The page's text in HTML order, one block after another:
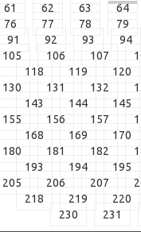
61
62 63 64
76
77 78 79
91
92 93 94
105
106 107
118
119 120
130
131 132
143
144 145
155
156 157
168
169 170
180
181 182
193
194 195
205
206 207
218
219 220
230
231